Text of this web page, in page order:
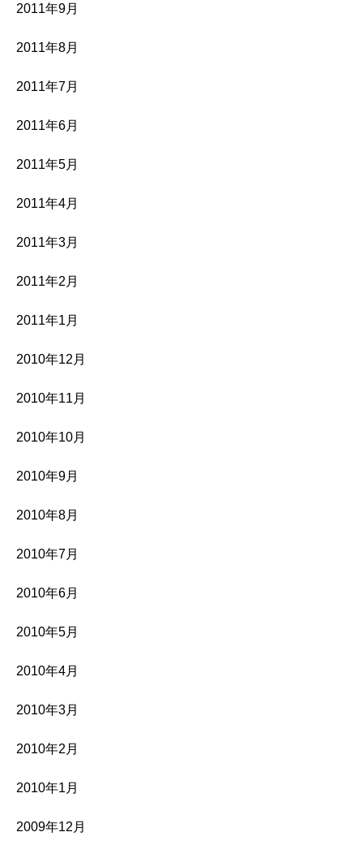
2011年9月
2011年8月
2011年7月
2011年6月
2011年5月
2011年4月
2011年3月
2011年2月
2011年1月
2010年12月
2010年11月
2010年10月
2010年9月
2010年8月
2010年7月
2010年6月
2010年5月
2010年4月
2010年3月
2010年2月
2010年1月
2009年12月